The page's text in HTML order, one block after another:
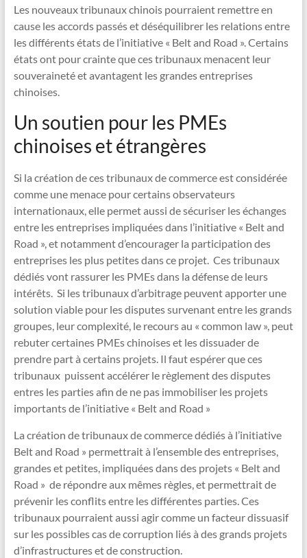
Les nouveaux tribunaux chinois pourraient remettre en
cause les accords passés et déséquilibrer les relations entre
les différents états de l’initiative « Belt and Road ». Certains
états ont pour crainte que ces tribunaux menacent leur
souveraineté et avantagent les grandes entreprises
chinoises.
Un soutien pour les PMEs
chinoises et étrangères
Si la création de ces tribunaux de commerce est considérée
comme une menace pour certains observateurs
internationaux, elle permet aussi de sécuriser les échanges
entre les entreprises impliquées dans l’initiative « Belt and
Road », et notamment d’encourager la participation des
entreprises les plus petites dans ce projet. Ces tribunaux
dédiés vont rassurer les PMEs dans la défense de leurs
intérêts. Si les tribunaux d’arbitrage peuvent apporter une
solution viable pour les disputes survenant entre les grands
groupes, leur complexité, le recours au « common law », peut
rebuter certaines PMEs chinoises et les dissuader de
prendre part à certains projets. Il faut espérer que ces
tribunaux puissent accélérer le règlement des disputes
entres les parties afin de ne pas immobiliser les projets
importants de l’initiative « Belt and Road »
La création de tribunaux de commerce dédiés à l’initiative
Belt and Road » permettrait à l’ensemble des entreprises,
grandes et petites, impliquées dans des projets « Belt and
Road » de répondre aux mêmes règles, et permettrait de
prévenir les conflits entre les différentes parties. Ces
tribunaux pourraient aussi agir comme un facteur dissuasif
sur les possibles cas de corruption liés à des grands projets
d’infrastructures et de construction.